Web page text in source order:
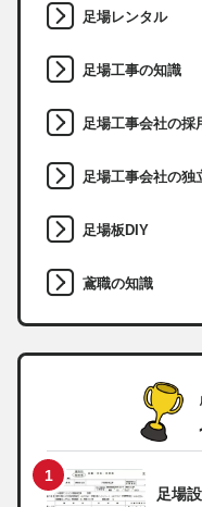
足場レンタル
足場工事の知識
足場工事会社の採
足場工事会社の独
足場板DIY
鳶職の知識
足場